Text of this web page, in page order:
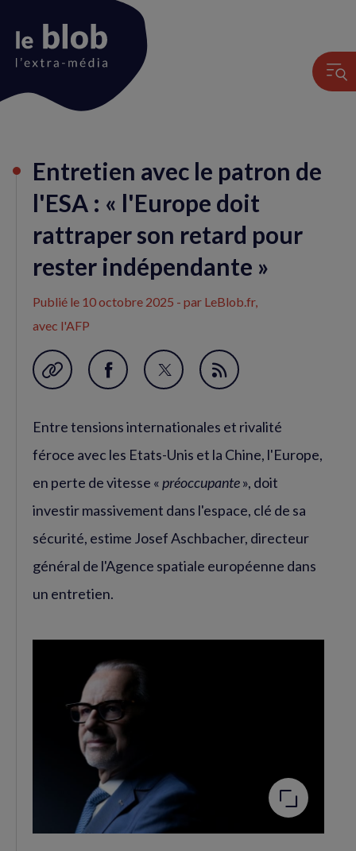
du
Entretien avec le patron de
l'ESA : « l'Europe doit
rattraper son retard pour
rester indépendante »
Publié le 10 octobre 2025 - par LeBlob.fr,
avec l'AFP
Garder en favori
Partager
Facebook
(nouvelle
fenêtre)
Partager
Twitter
(nouvelle
fenêtre)
Flux
Entre tensions internationales et rivalité
féroce avec les Etats-Unis et la Chine, l'Europe,
en perte de vitesse «préoccupante», doit
investir massivement dans l'espace, clé de sa
sécurité, estime Josef Aschbacher, directeur
général de l'Agence spatiale européenne dans
un entretien.